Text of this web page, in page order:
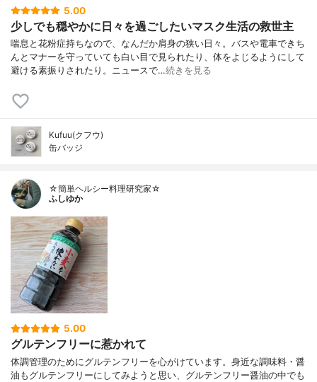
5.00
少しでも穏やかに日々を過ごしたいマスク生活の救世主
喘息と花粉症持ちなので、なんだか肩身の狭い日々。バスや電車できち
んとマナーを守っていても白い目で見られたり、体をよじるようにして
避ける素振りされたり。ニュースで…続きを見る
Kufuu(クフウ)
缶バッジ
☆簡単ヘルシー料理研究家☆
ふしゆか
5.00
グルテンフリーに惹かれて
体調管理のためにグルテンフリーを心がけています。身近な調味料・醤
油もグルテンフリーにしてみようと思い、グルテンフリー醤油の中でも